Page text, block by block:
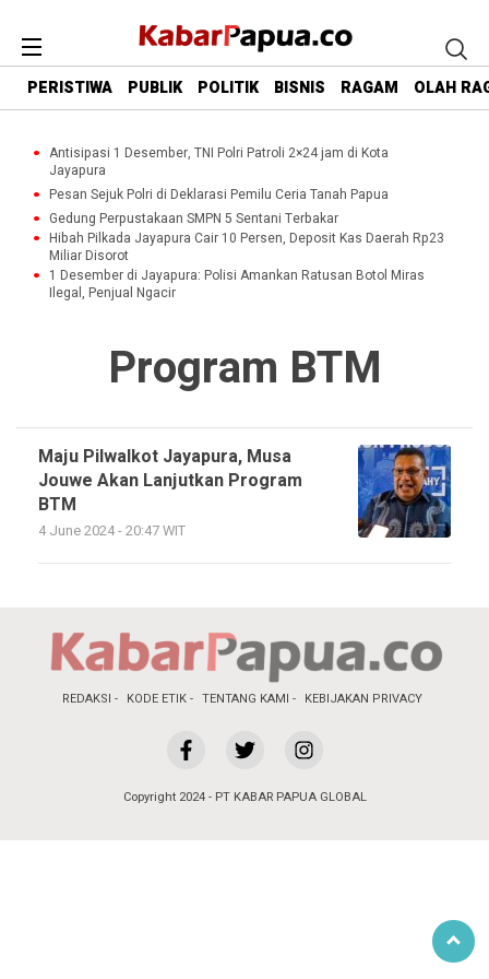
PERISTIWA PUBLIK POLITIK BISNIS RAGAM OLAH
Antisipasi 1 Desember, TNI Polri Patroli 2×24 jam di Kota
Jayapura
Pesan Sejuk Polri di Deklarasi Pemilu Ceria Tanah Papua
Gedung Perpustakaan SMPN 5 Sentani Terbakar
Hibah Pilkada Jayapura Cair 10 Persen, Deposit Kas Daerah Rp23
Miliar Disorot
1 Desember di Jayapura: Polisi Amankan Ratusan Botol Miras
Ilegal, Penjual Ngacir
Program BTM
Maju Pilwalkot Jayapura, Musa
Jouwe Akan Lanjutkan Program
BTM
4 June 2024 - 20:47 WIT
REDAKSI KODE ETIK TENTANG KAMI KEBIJAKAN PRIVACY
Copyright 2024 - PT KABAR PAPUA GLOBAL